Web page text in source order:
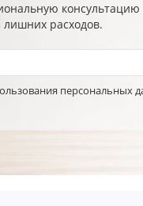
расходов.
персональных